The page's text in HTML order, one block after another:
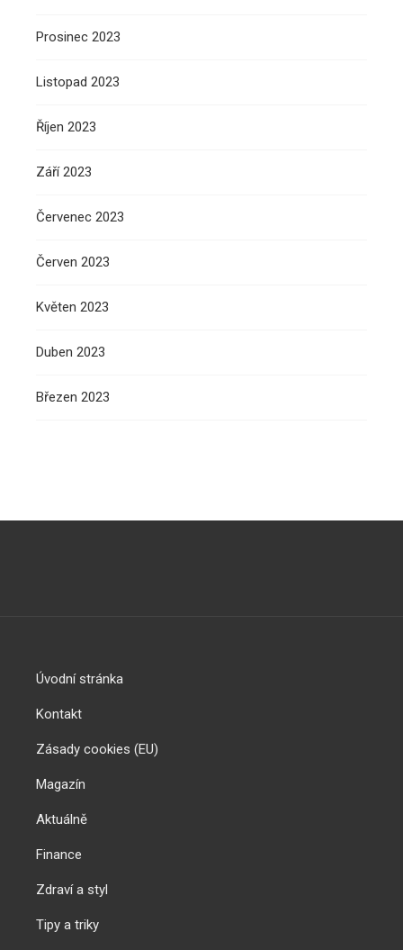
Prosinec 2023
Listopad 2023
Říjen 2023
Září 2023
Červenec 2023
Červen 2023
Květen 2023
Duben 2023
Březen 2023
Úvodní stránka
Kontakt
Zásady cookies (EU)
Magazín
Aktuálně
Finance
Zdraví a styl
Tipy a triky